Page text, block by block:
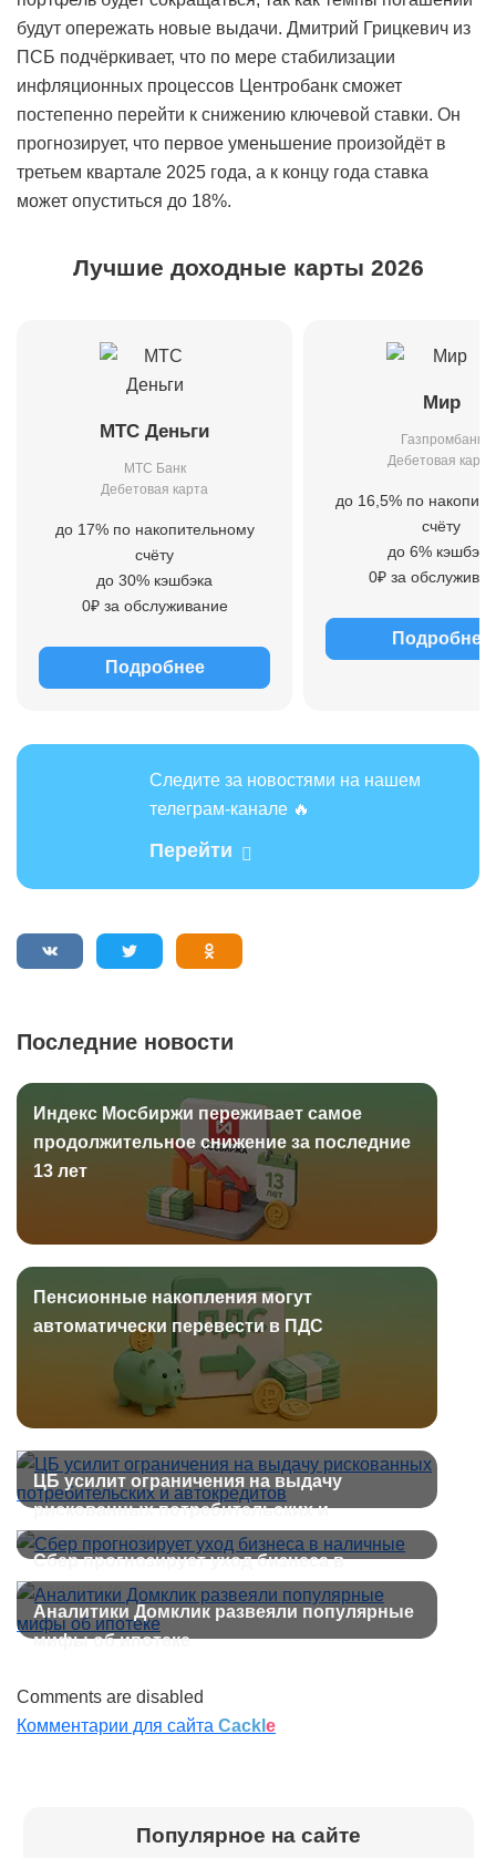
будут опережать новые выдачи. Дмитрий Грицкевич из
ПСБ подчёркивает, что по мере стабилизации
инфляционных процессов Центробанк сможет
постепенно перейти к снижению ключевой ставки. Он
прогнозирует, что первое уменьшение произойдёт в
третьем квартале 2025 года, а к концу года ставка
может опуститься до 18%.
Лучшие доходные карты 2026
МТС Деньги
МТС Банк
Дебетовая карта
до 17% по накопительному
счёту
до 30% кэшбэка
0₽ за обслуживание
Подробнее
Мир
Газпромбанк
Дебетовая карта
до 16,5% по
счёту
до 6% кэшбэка
0₽ за
Подробнее
Следите за новостями на нашем
телеграм-канале 🔥
Перейти
Последние новости
Индекс Мосбиржи переживает самое
продолжительное снижение за последние
13 лет
Пенсионные накопления могут
автоматически перевести в ПДС
ЦБ усилит ограничения на выдачу
рискованных потребительских и
автокредитов
Сбер прогнозирует уход бизнеса в
наличные
Аналитики Домклик развеяли популярные
мифы об ипотеке
Comments are disabled
Комментарии для сайта Cackl e
Популярное на сайте